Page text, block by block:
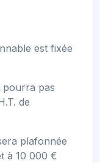
est fixée
pourra pas
de
plafonnée
à 10 000 €